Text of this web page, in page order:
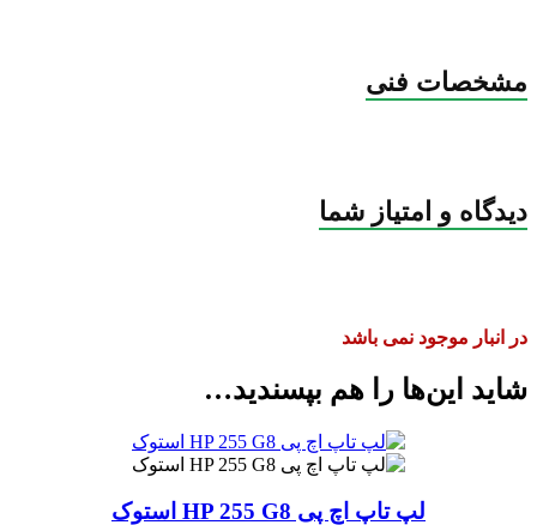
مشخصات فنی
دیدگاه و امتیاز شما
در انبار موجود نمی باشد
شاید این‌ها را هم بپسندید…
لپ تاپ اچ پی HP 255 G8 استوک